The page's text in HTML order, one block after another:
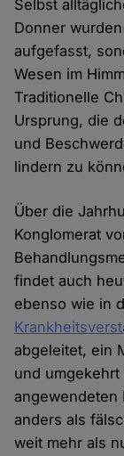
Selbst
Donner
aufgefasst,
Wesen im
Traditionelle
Ursprung, die
und
lindern zu
Über die
Konglomerat
findet auch
ebenso wie in
abgeleitet, ein
und umgekehrt
angewendeten
anders als
weit mehr als